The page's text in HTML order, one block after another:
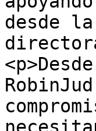
desde
directora